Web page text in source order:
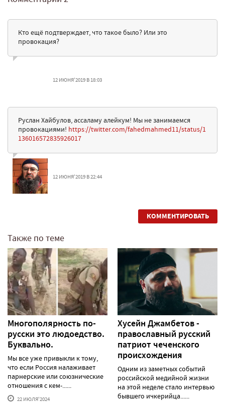
Кто ещё подтверждает, что такое было? Или это
провокация?
12 ИЮНЯ'2019 В 18:03
Руслан Хайбулов, ассаламу алейкум! Мы не занимаемся
провокациями! https://twitter.com/fahedmahmed11/status/1
136016572835926017
12 ИЮНЯ'2019 В 22:44
КОММЕНТИРОВАТЬ
Также по теме
Многополярность по-
русски это людоедство.
Буквально.
Мы все уже привыкли к тому,
что если Россия налаживает
парнерские или союзнические
отношения с кем-......
22 ИЮЛЯ'2024
Хусейн Джамбетов -
православный русский
патриот чеченского
происхождения
Одним из заметных событий
российской медийной жизни
на этой неделе стало интервью
бывшего ичкерийца......